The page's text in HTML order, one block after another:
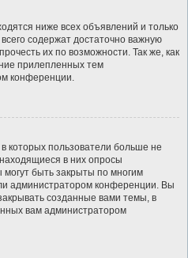
ниже всех объявлений и только
содержат достаточно важную
их по возможности. Так же, как
прилепленных тем
конференции.
которых пользователи больше не
в них опросы
быть закрыты по многим
администратором конференции. Вы
созданные вами темы, в
вам администратором